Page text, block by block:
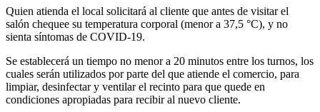
Quien atienda el local solicitará al cliente que antes de visitar el
salón chequee su temperatura corporal (menor a 37,5 °C), y no
sienta síntomas de COVID-19.
Se establecerá un tiempo no menor a 20 minutos entre los turnos, los
cuales serán utilizados por parte del que atiende el comercio, para
limpiar, desinfectar y ventilar el recinto para que quede en
condiciones apropiadas para recibir al nuevo cliente.